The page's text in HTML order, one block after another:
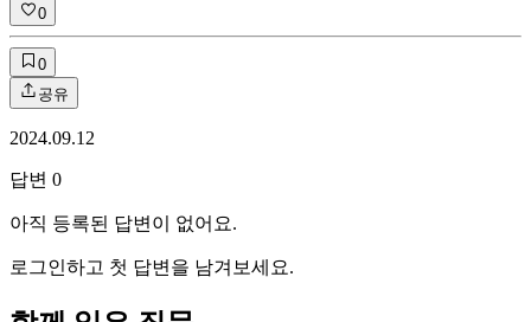
0
0
공유
2024.09.12
답변 0
아직 등록된 답변이 없어요.
로그인하고 첫 답변을 남겨보세요.